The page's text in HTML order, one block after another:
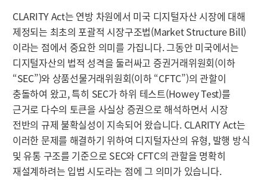
CLARITY Act는 연방 차원에서 미국 디지털자산 시장에 대해
제정되는 최초의 포괄적 시장구조법(Market Structure Bill)
이라는 점에서 중요한 의미를 가집니다. 그동안 미국에서는
디지털자산의 법적 성격을 둘러싸고 증권거래위원회(이하
“SEC”)와 상품선물거래위원회(이하 “CFTC”)의 관할이
충돌하여 왔고, 특히 SEC가 하위 테스트(Howey Test)를
근거로 다수의 토큰을 사실상 증권으로 해석하면서 시장
전반의 규제 불확실성이 지속되어 왔습니다. CLARITY Act는
이러한 문제를 해결하기 위하여 디지털자산의 유형, 발행 방식
및 유통 구조를 기준으로 SEC와 CFTC의 관할을 명확히
재설계하려는 입법 시도라는 점에 그 의미가 있습니다.